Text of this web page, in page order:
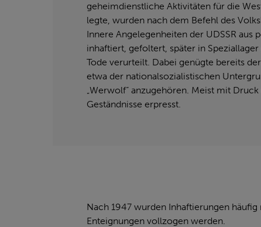
geheimdienstliche Aktivitäten für die
legte, wurden nach dem Befehl des
Innere Angelegenheiten der UDSSR aus
inhaftiert, gefoltert, später in
Tode verurteilt. Dabei genügte bereits
etwa der nationalsozialistischen
„Werwolf“ anzugehören. Meist mit
Geständnisse erpresst.
Nach 1947 wurden Inhaftierungen
Enteignungen vollzogen werden.